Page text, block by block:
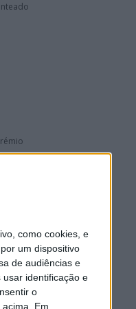
como cookies, e
um dispositivo
de audiências e
identificação e
o
Em
foi o